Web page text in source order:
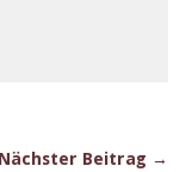
Nächster Beitrag →